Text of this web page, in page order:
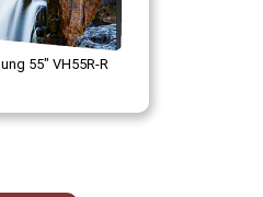
55" VH55R-R